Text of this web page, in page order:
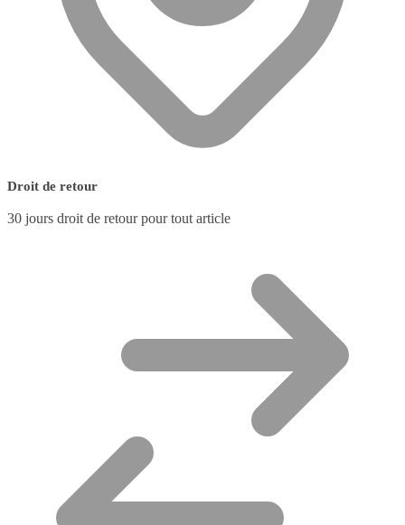
Droit de retour
30 jours droit de retour pour tout article